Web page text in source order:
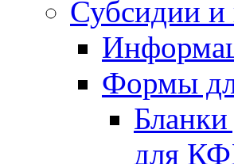
Субсидии
Формы
для